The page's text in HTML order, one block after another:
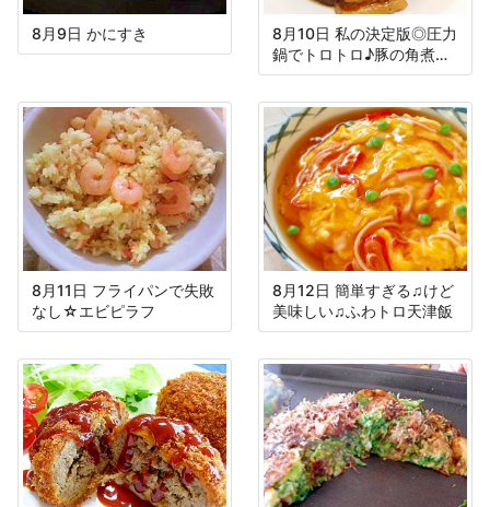
8月9日 かにすき
8月10日 私の決定版◎圧力
鍋でトロトロ♪豚の角煮＆
大根
8月11日 フライパンで失敗
なし☆エビピラフ
8月12日 簡単すぎる♫けど
美味しい♫ふわトロ天津飯